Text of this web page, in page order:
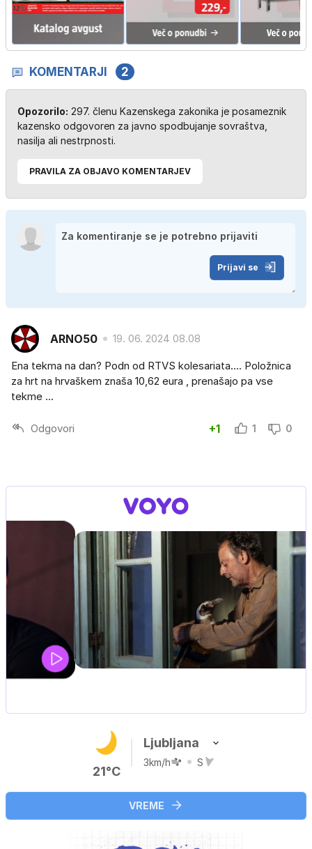
KOMENTARJI 2
Opozorilo: 297. členu Kazenskega zakonika je posameznik
kazensko odgovoren za javno spodbujanje sovraštva,
nasilja ali nestrpnosti.
PRAVILA ZA OBJAVO KOMENTARJEV
Prijavi se
ARNO50 19. 06. 2024 08.08
Ena tekma na dan? Podn od RTVS kolesariata.... Položnica
za hrt na hrvaškem znaša 10,62 eura , prenašajo pa vse
tekme ...
Odgovori +1 1 0
UEFA SUPERPOKAL
21°C
Ljubljana
3km/h S
VREME